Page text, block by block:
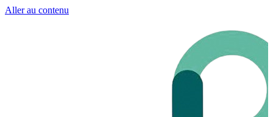
Aller au contenu